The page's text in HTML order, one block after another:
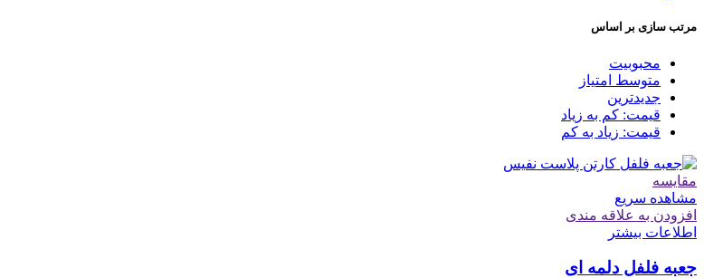
مرتب سازی بر اساس
محبوبیت
متوسط امتیاز
جدیدترین
قیمت: کم به زیاد
قیمت: زیاد به کم
مقایسه
مشاهده سریع
افزودن به علاقه مندی
اطلاعات بیشتر
جعبه فلفل دلمه ای